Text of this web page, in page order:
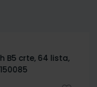
B5 crte, 64 lista,